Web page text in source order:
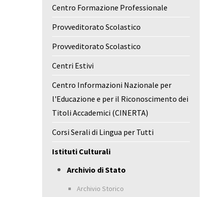
Centro Formazione Professionale
Provveditorato Scolastico
Provveditorato Scolastico
Centri Estivi
Centro Informazioni Nazionale per
l'Educazione e per il Riconoscimento dei
Titoli Accademici (CINERTA)
Corsi Serali di Lingua per Tutti
Istituti Culturali
Archivio di Stato
Archivio Storico